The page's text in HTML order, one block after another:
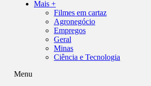
Mais +
Filmes em cartaz
Agronegócio
Empregos
Geral
Minas
Ciência e Tecnologia
Menu